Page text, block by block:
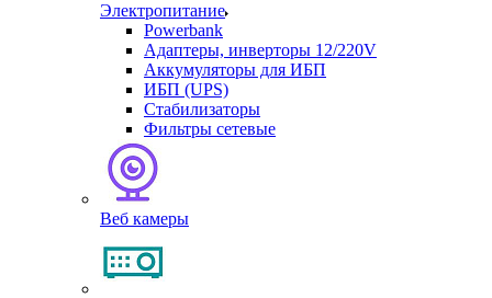
Электропитание
Powerbank
Адаптеры, инверторы 12/220V
Аккумуляторы для ИБП
ИБП (UPS)
Стабилизаторы
Фильтры сетевые
Веб камеры